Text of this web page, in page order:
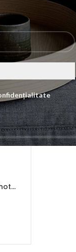
ELECTRONICE